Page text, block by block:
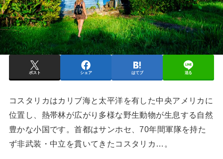
ポスト シェア はてブ 送る
コスタリカはカリブ海と太平洋を有した中央アメリカに
位置し、熱帯林が広がり多様な野生動物が生息する自然
豊かな小国です。首都はサンホセ、70年間軍隊を持た
ず非武装・中立を貫いてきたコスタリカ…。